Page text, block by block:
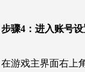
步骤4： 进入账号
在游戏主界面右上